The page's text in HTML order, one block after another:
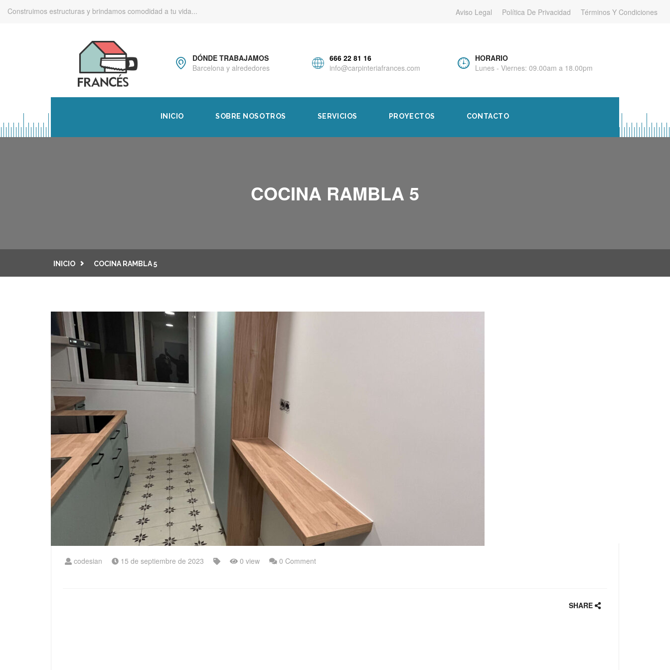
Construimos estructuras y brindamos comodidad a tu vida... Aviso Legal Política De Privacidad Términos Y Condiciones
DÓNDE TRABAJAMOS
Barcelona y alrededores
666 22 81 16
info@carpinteriafrances.com
HORARIO
Lunes - Viernes: 09.00am a 18.00pm
INICIO SOBRE NOSOTROS SERVICIOS PROYECTOS CONTACTO
COCINA RAMBLA 5
INICIO COCINA RAMBLA 5
codesian 15 de septiembre de 2023 0 view 0 Comment
SHARE